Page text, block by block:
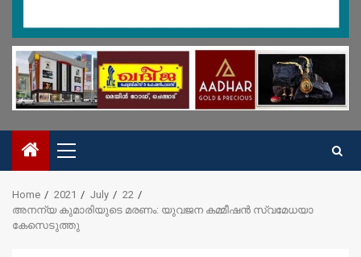
Primary
Menu
Home 2021 July
22
അനന്യ കുമാരിയുടെ മരണം: യുവജന കമ്മീഷന്‍ സ്വമേധയാ
കേസെടുത്തു